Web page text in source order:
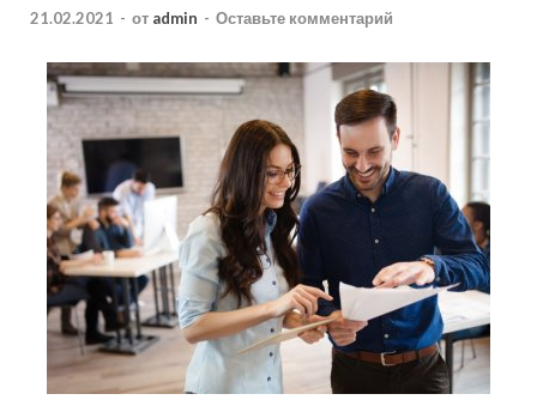
21.02.2021 - от admin - Оставьте комментарий